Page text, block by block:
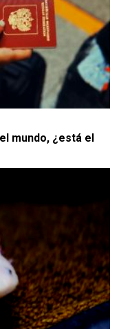
mundo, ¿está el